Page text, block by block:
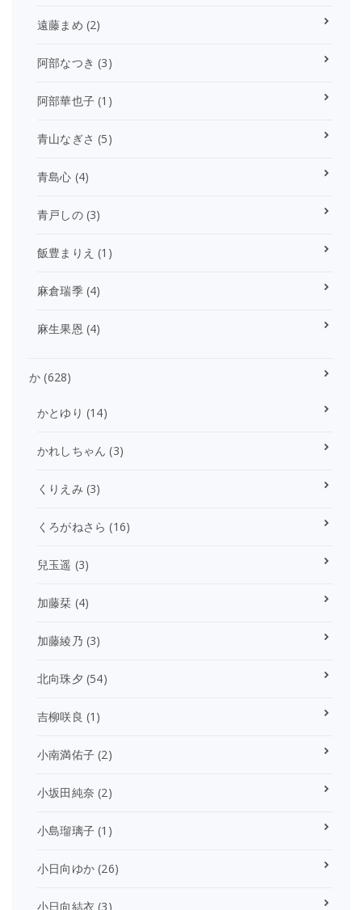
遠藤まめ (2)
阿部なつき (3)
阿部華也子 (1)
青山なぎさ (5)
青島心 (4)
青戸しの(3)
飯豊まりえ (1)
麻倉瑞季(4)
麻生果恩 (4)
か (628)
かとゆり (14)
かれしちゃん (3)
くりえみ (3)
くろがねさら (16)
兒玉遥 (3)
加藤栞 (4)
加藤綾乃 (3)
北向珠夕 (54)
吉柳咲良 (1)
小南満佑子 (2)
小坂田純奈 (2)
小島瑠璃子 (1)
小日向ゆか (26)
小日向結衣 (3)